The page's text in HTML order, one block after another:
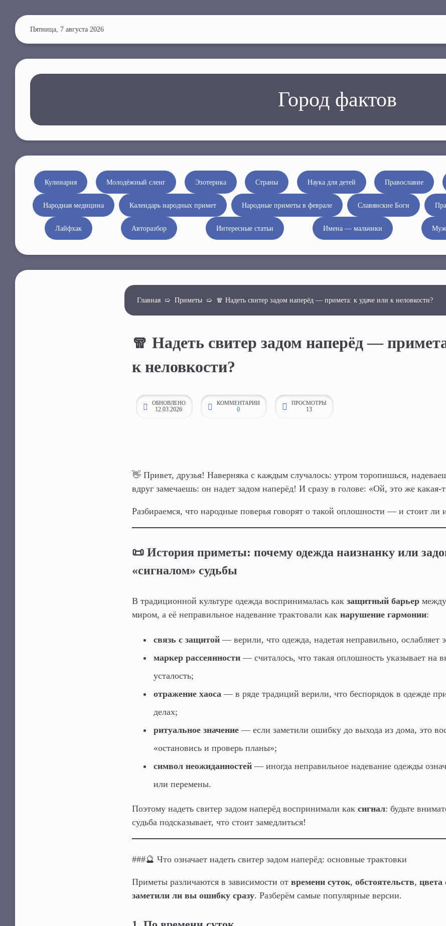
е
р
й
т
с
в
о
т
Пятница, 7 августа 2026
Город фактов
Кулинария Молодёжный сленг Эзотерика Страны Наука для детей Православие
Народная медицина Календарь народных примет Народные приметы в феврале Славянские Боги
Лайфхак Авторазбор Интересные статьи Имена — мальчики
Главная➯ Приметы➯ 🧣 Надеть свитер задом наперёд — примета: к удаче или к неловкости?
🧣 Надеть свитер задом наперёд —
к неловкости?
ОБНОВЛЕНО
12.03.2026
КОММЕНТАРИИ
0
ПРОСМОТРЫ
13
👋 Привет, друзья! Наверняка с каждым случалось: утром торопишься,
вдруг замечаешь: он надет задом наперёд! И сразу в голове: «Ой, это же
Разбираемся, что народные поверья говорят о такой оплошности — и стоит ли
📜 История приметы: почему одежда наизнанку или
«сигналом» судьбы
В традиционной культуре одежда воспринималась как защитный барьер
миром, а её неправильное надевание трактовали как нарушение гармонии:
связь с защитой— верили, что одежда, надетая неправильно, ослабляет
маркер рассеянности— считалось, что такая оплошность указывает на
усталость;
отражение хаоса— в ряде традиций верили, что беспорядок в одежде
делах;
ритуальное значение— если заметили ошибку до выхода из дома, это
«остановись и проверь планы»;
символ неожиданностей— иногда неправильное надевание одежды
или перемены.
Поэтому надеть свитер задом наперёд воспринимали как сигнал: будьте
судьба подсказывает, что стоит замедлиться!
###🔮 Что означает надеть свитер задом наперёд: основные трактовки
Приметы различаются в зависимости от времени суток, обстоятельств, цвета
заметили ли вы ошибку сразу. Разберём самые популярные версии.